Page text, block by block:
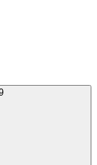
+7 (931) 320-08-09